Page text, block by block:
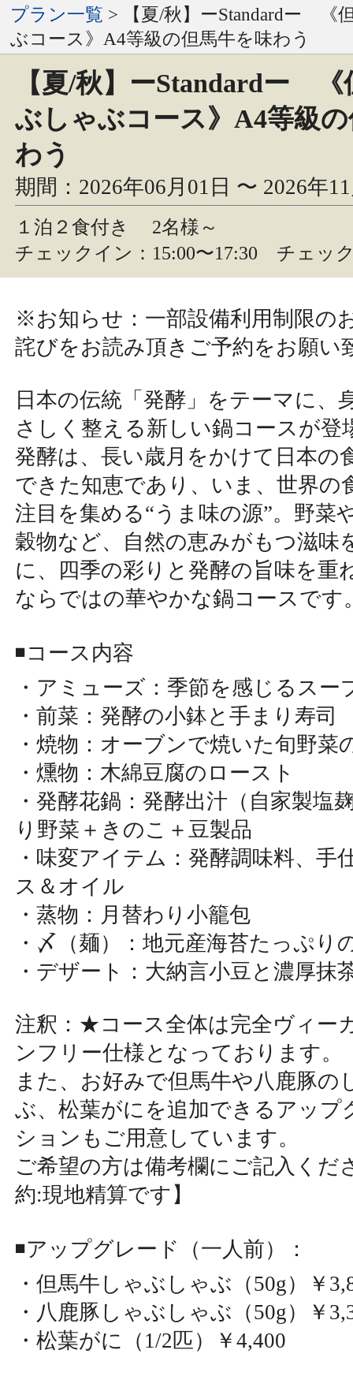
プラン一覧 > 【夏/秋】ーStandardー 《
ぶコース》A4等級の但馬牛を味わう
【夏/秋】ーStandardー 《
ぶしゃぶコース》A4等級
わう
期間：2026年06月01日 〜 2026年
１泊２食付き
2名様～
チェックイン：15:00〜17:30 チェッ
※お知らせ：一部設備利用制限の
詫びをお読み頂きご予約をお願い
日本の伝統「発酵」をテーマに、
さしく整える新しい鍋コースが登
発酵は、長い歳月をかけて日本の
できた知恵であり、いま、世界の
注目を集める“うま味の源”。野菜
穀物など、自然の恵みがもつ滋味
に、四季の彩りと発酵の旨味を重
ならではの華やかな鍋コースです
◾️コース内容
・アミューズ：季節を感じるスー
・前菜：発酵の小鉢と手まり寿司
・焼物：オーブンで焼いた旬野菜
・燻物：木綿豆腐のロースト
・発酵花鍋：発酵出汁（自家製塩
り野菜＋きのこ＋豆製品
・味変アイテム：発酵調味料、手
ス＆オイル
・蒸物：月替わり小籠包
・〆（麺）：地元産海苔たっぷり
・デザート：大納言小豆と濃厚抹
注釈：★コース全体は完全ヴィー
ンフリー仕様となっております。
また、お好みで但馬牛や八鹿豚の
ぶ、松葉がにを追加できるアップ
ションもご用意しています。
ご希望の方は備考欄にご記入くだ
約:現地精算です】
◾️アップグレード（一人前）：
・但馬牛しゃぶしゃぶ（50g）￥
・八鹿豚しゃぶしゃぶ（50g）￥
・松葉がに（1/2匹）￥4,400